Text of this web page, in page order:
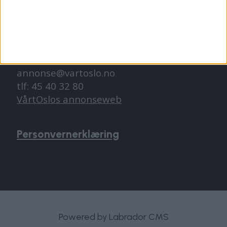
annonse@vartoslo.no
tlf: 45 40 32 80
VårtOslos annonseweb
Personvernerklæring
Powered by Labrador CMS